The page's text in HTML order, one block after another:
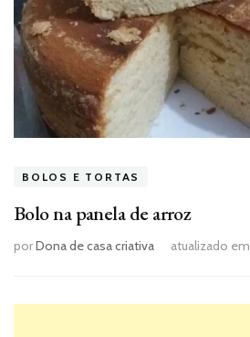
BOLOS E TORTAS
Bolo na panela de arroz
porDona de casa criativa atualizado em